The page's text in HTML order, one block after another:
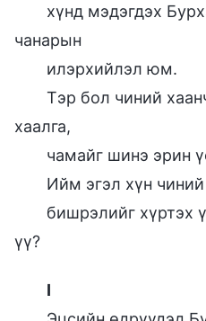
хүнд мэдэгдэх
чанарын
илэрхийлэл юм.
Тэр бол чиний
хаалга,
чамайг шинэ эрин
Ийм эгэл хүн
бишрэлийг хүртэх
үү?
I